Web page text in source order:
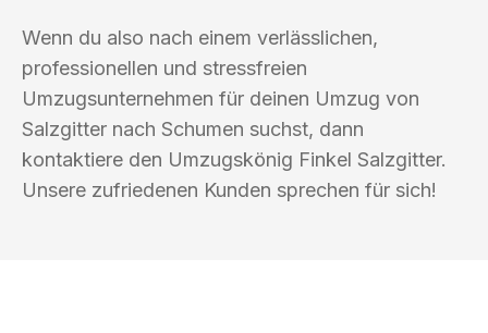
Wenn du also nach einem verlässlichen,
professionellen und stressfreien
Umzugsunternehmen für deinen Umzug von
Salzgitter nach Schumen suchst, dann
kontaktiere den Umzugskönig Finkel Salzgitter.
Unsere zufriedenen Kunden sprechen für sich!